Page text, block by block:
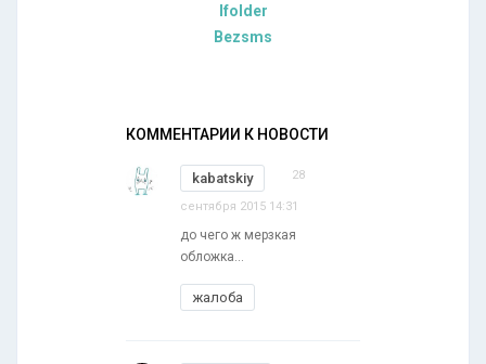
Ifolder
Bezsms
КОММЕНТАРИИ К НОВОСТИ
kabatskiy 28
сентября 2015 14:31
до чего ж мерзкая
обложка...
жалоба